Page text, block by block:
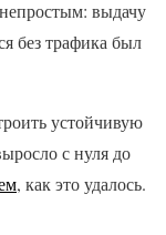
выдачу
без трафика был
устойчивую
с нуля до
, как это удалось.